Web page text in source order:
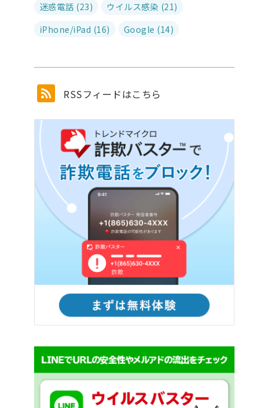
迷惑電話 (23)
ウイルス感染 (21)
iPhone/iPad (16)
Google (14)
RSSフィードはこちら